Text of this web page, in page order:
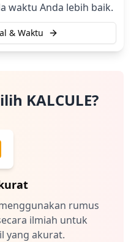
waktu Anda lebih baik.
& Waktu
KALCULE?
rumus
ilmiah untuk
yang akurat.